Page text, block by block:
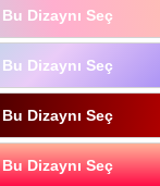
Bu Dizaynı Seç
Bu Dizaynı Seç
Bu Dizaynı Seç
Bu Dizaynı Seç